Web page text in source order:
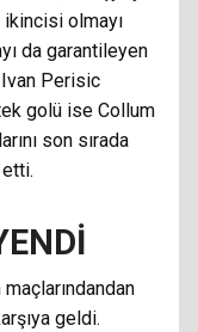
olmayı
da garantileyen
Perisic
golü ise Collum
son sırada
geldi.